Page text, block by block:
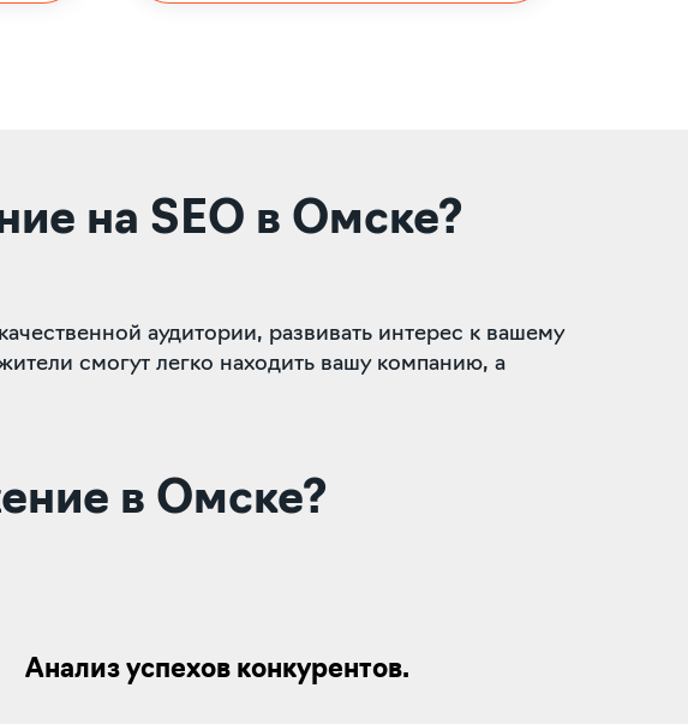
на SEO в Омске?
аудитории, развивать интерес к вашему
смогут легко находить вашу компанию, а
в Омске?
Анализ успехов конкурентов.